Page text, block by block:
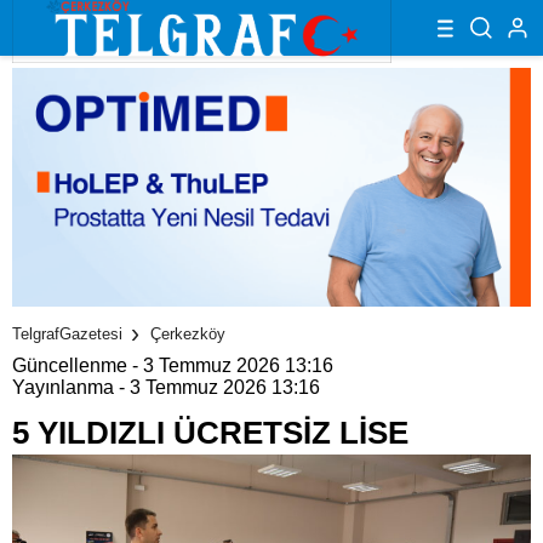
TelgrafGazetesi Çerkezköy
Güncellenme - 3 Temmuz 2026 13:16
Yayınlanma - 3 Temmuz 2026 13:16
5 YILDIZLI ÜCRETSİZ LİSE